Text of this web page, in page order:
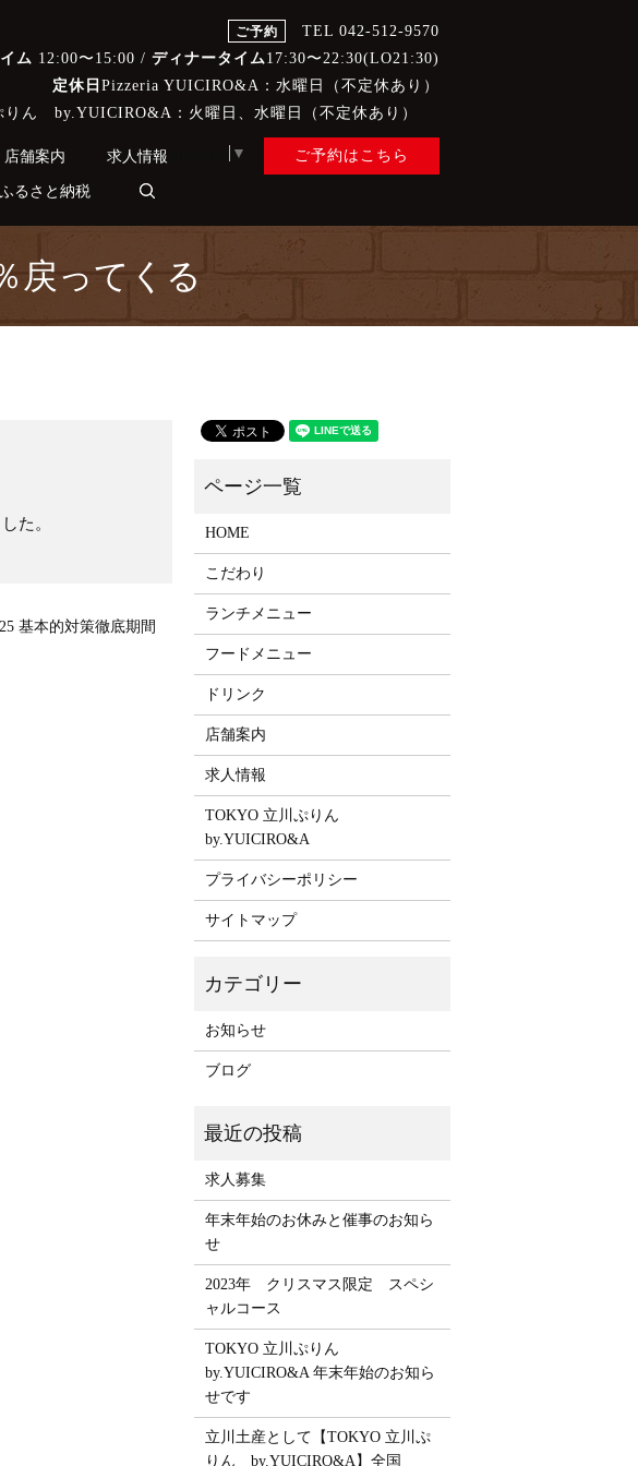
ご予約
TEL 042-512-9570
ム 12:00〜15:00 / ディナータイム17:30〜22:30(LO21:30)
定休日 Pizzeria YUICIRO&A：水曜日（不定休あり）
りん by.YUICIRO&A：火曜日、水曜日（不定休あり）
Select Language ▼ ご予約はこちら
店舗案内 求人情報
ふるさと納税
戻ってくる
た。
基本的対策徹底期間
HOME
こだわり
ランチメニュー
フードメニュー
ドリンク
店舗案内
求人情報
TOKYO 立川ぷりん
by.YUICIRO&A
プライバシーポリシー
サイトマップ
お知らせ
ブログ
求人募集
年末年始のお休みと催事のお知ら
せ
2023年 クリスマス限定 スペシ
ャルコース
TOKYO 立川ぷりん
by.YUICIRO&A 年末年始のお知ら
せです
立川土産として【TOKYO 立川ぷ
りん by.YUICIRO&A】全国